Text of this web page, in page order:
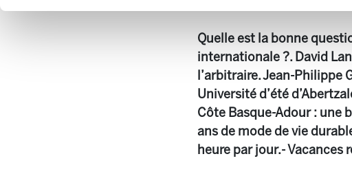
Quelle est la bonne
internationale ?. David
l’arbitraire. Jean-Philippe
Université d’été
Côte Basque-Adour : une
ans de mode de vie
heure par jour.- Vacances